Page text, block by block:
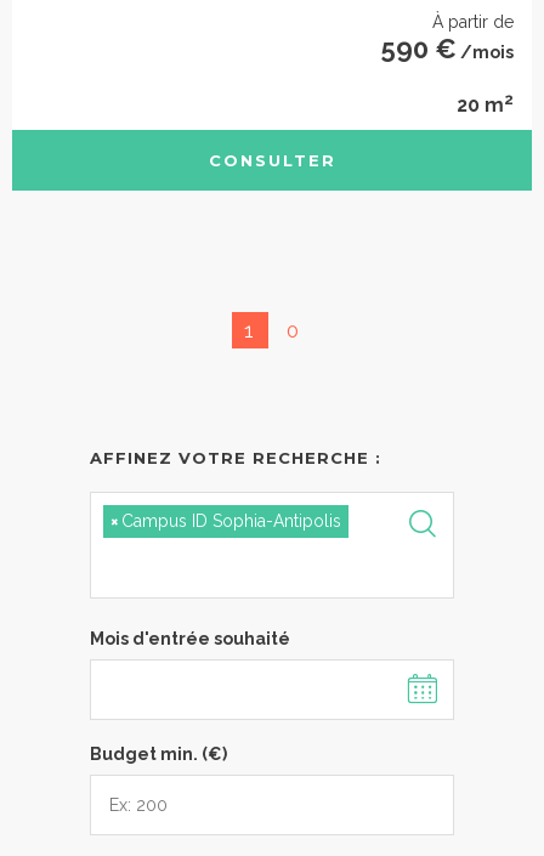
À partir de
590 € /mois
20 m2
CONSULTER
1 0
AFFINEZ VOTRE RECHERCHE :
× Campus ID Sophia-Antipolis
Mois d'entrée souhaité
Budget min. (€)